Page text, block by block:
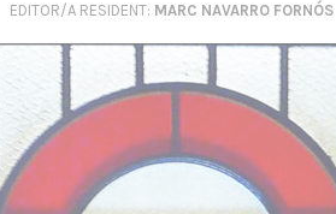
EDITOR/A RESIDENT: MARC NAVARRO FORNÓS